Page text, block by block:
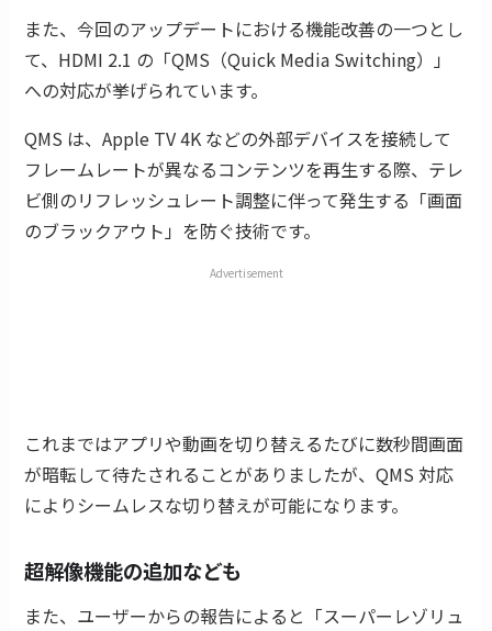
また、今回のアップデートにおける機能改善の一つとし
て、HDMI 2.1 の「QMS（Quick Media Switching）」
への対応が挙げられています。
QMS は、Apple TV 4K などの外部デバイスを接続して
フレームレートが異なるコンテンツを再生する際、テレ
ビ側のリフレッシュレート調整に伴って発生する「画面
のブラックアウト」を防ぐ技術です。
Advertisement
これまではアプリや動画を切り替えるたびに数秒間画面
が暗転して待たされることがありましたが、QMS 対応
によりシームレスな切り替えが可能になります。
超解像機能の追加なども
また、ユーザーからの報告によると「スーパーレゾリュ